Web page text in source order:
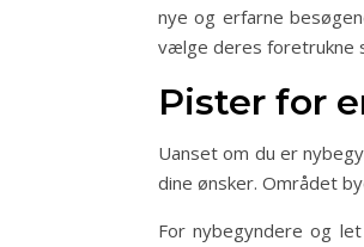
nye og erfarne
vælge deres foretrukne
Pister for
Uanset om du er
dine ønsker. Området
For nybegyndere og